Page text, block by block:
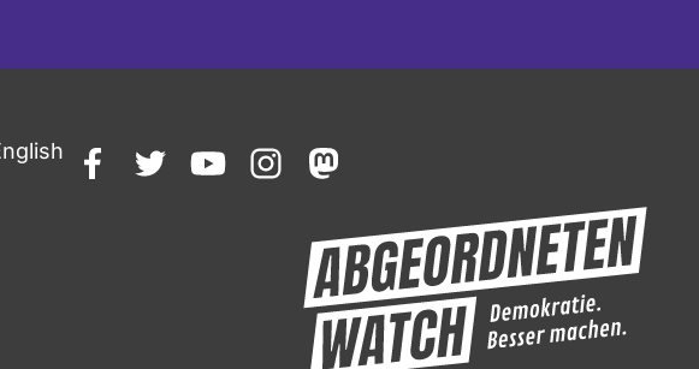
facebooktwitteryoutubeinstagrammastodon